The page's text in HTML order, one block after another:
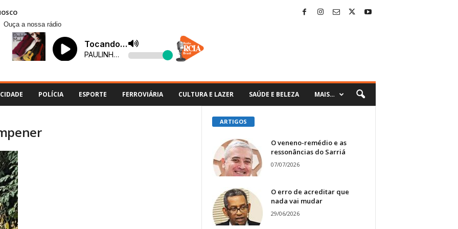
Ouça a nossa rádio
CIDADE POLÍCIA ESPORTE FERROVIÁRIA CULTURA E LAZER SAÚDE E BELEZA MAIS…
ARTIGOS
O veneno-remédio e as
ressonâncias do Sarriá
07/07/2026
O erro de acreditar que
nada vai mudar
29/06/2026